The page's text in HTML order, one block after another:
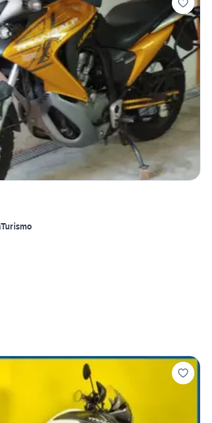
Turismo